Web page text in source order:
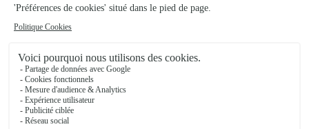
Votre fleuriste artisan à Cagnes Sur Mer
Groover et Cie s'appuie sur son partenariat avec
Interflora, réseau de transmission florale de